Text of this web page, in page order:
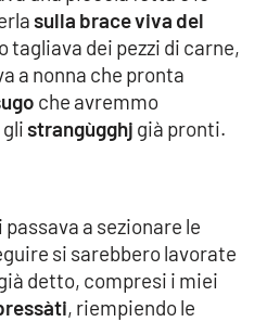
sulla brace viva del
tagliava dei pezzi di carne,
a nonna che pronta
che avremmo
strangùgghj già pronti.
a sezionare le
si sarebbero lavorate
detto, compresi i miei
, riempiendo le